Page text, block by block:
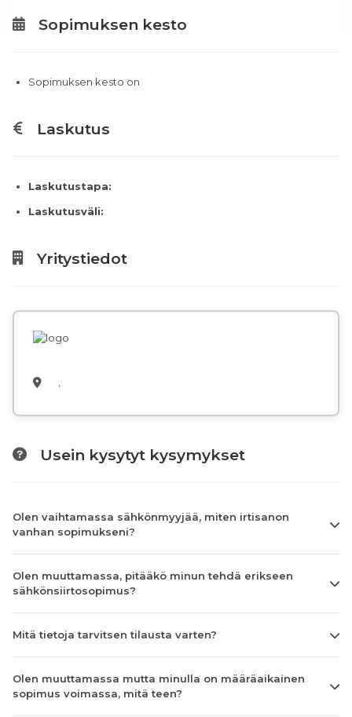
Sopimuksen kesto
Sopimuksen kesto on
Laskutus
Laskutustapa:
Laskutusväli:
Yritystiedot
,
Usein kysytyt kysymykset
Olen vaihtamassa sähkönmyyjää, miten irtisanon
vanhan sopimukseni?
Olen muuttamassa, pitääkö minun tehdä erikseen
sähkönsiirtosopimus?
Mitä tietoja tarvitsen tilausta varten?
Olen muuttamassa mutta minulla on määräaikainen
sopimus voimassa, mitä teen?